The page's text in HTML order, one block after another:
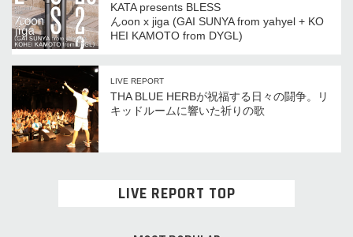
KATA presents BLESS
んoon x jiga (GAI SUNYA from yahyel + KO
HEI KAMOTO from DYGL)
LIVE REPORT
THA BLUE HERBが祝福する日々の闘争。リ
キッドルームに響いた祈りの歌
LIVE REPORT TOP